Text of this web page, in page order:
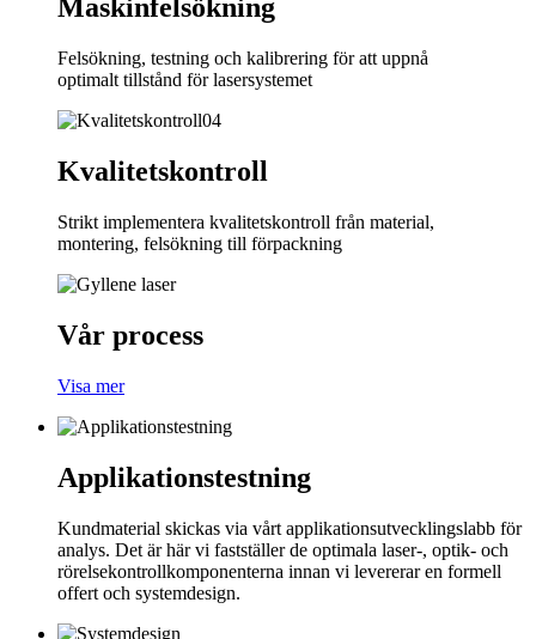
Maskinfelsökning
Felsökning, testning och kalibrering för att uppnå
optimalt tillstånd för lasersystemet
04
Kvalitetskontroll
Strikt implementera kvalitetskontroll från material,
montering, felsökning till förpackning
Vår process
Visa mer
Applikationstestning
Kundmaterial skickas via vårt applikationsutvecklingslabb för
analys. Det är här vi fastställer de optimala laser-, optik- och
rörelsekontrollkomponenterna innan vi levererar en formell
offert och systemdesign.